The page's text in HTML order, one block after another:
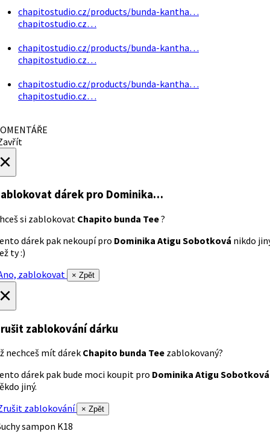
chapitostudio.cz/products/bunda-kantha…
chapitostudio.cz…
chapitostudio.cz/products/bunda-kantha…
chapitostudio.cz…
chapitostudio.cz/products/bunda-kantha…
chapitostudio.cz…
dárek pro Dominika…
si zablokovat Chapito bunda Tee?
dárek pak nekoupí pro Dominika Atigu Sobotková nikdo
ty :)
zablokovat
× Zpět
zablokování dárku
nechceš mít dárek Chapito bunda Tee zablokovaný?
dárek pak bude moci koupit pro Dominika Atigu Sobotková
jiný.
zablokování
× Zpět